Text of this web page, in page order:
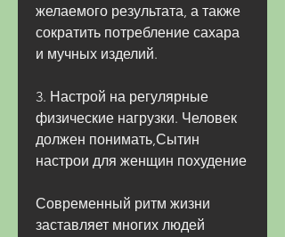
желаемого результата, а также
сократить потребление сахара
и мучных изделий.
3. Настрой на регулярные
физические нагрузки. Человек
должен понимать,Сытин
настрои для женщин похудение
Современный ритм жизни
заставляет многих людей